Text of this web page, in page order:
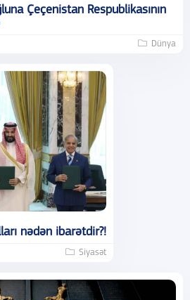
Çeçenistan Respublikasının
Dünya
nədən ibarətdir?!
Siyasət